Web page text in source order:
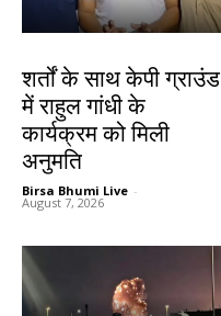
शर्तों के साथ केपी ग्राउंड
में राहुल गांधी के
कार्यक्रम को मिली
अनुमति
Birsa Bhumi Live -
August 7, 2026